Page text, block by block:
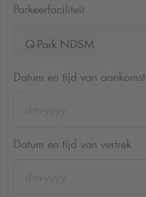
Parkeerfaciliteit
Q-Park NDSM
Datum en tijd van aankomst
Datum en tijd van vertrek